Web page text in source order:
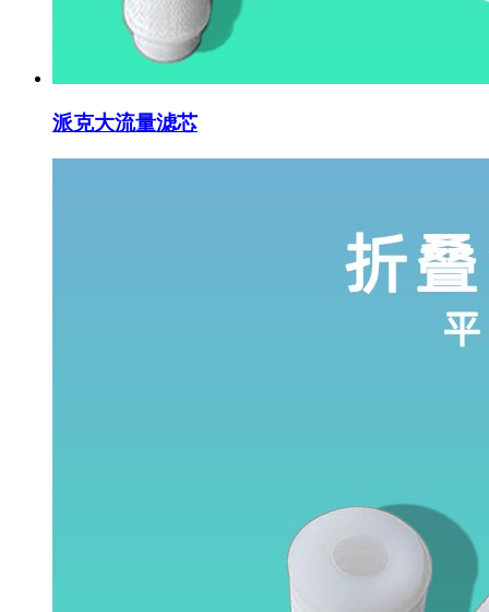
派克大流量滤芯